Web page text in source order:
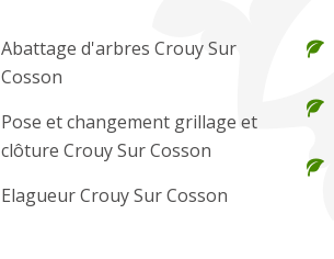
Abattage d'arbres Crouy Sur
Cosson
Pose et changement grillage et
clôture Crouy Sur Cosson
Elagueur Crouy Sur Cosson